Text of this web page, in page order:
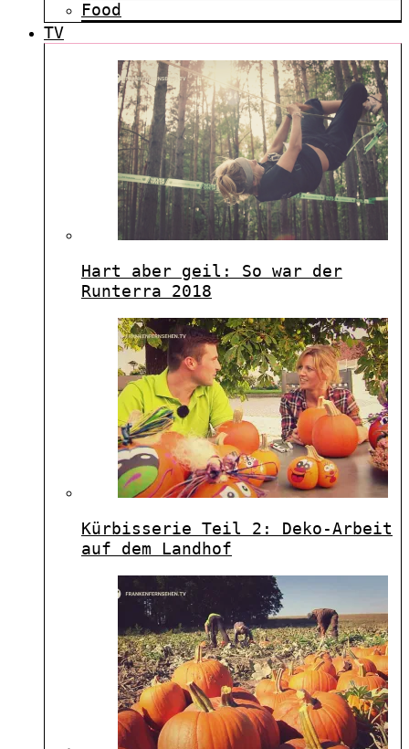
Food
TV
Hart aber geil: So war der
Runterra 2018
Kürbisserie Teil 2: Deko-Arbeit
auf dem Landhof